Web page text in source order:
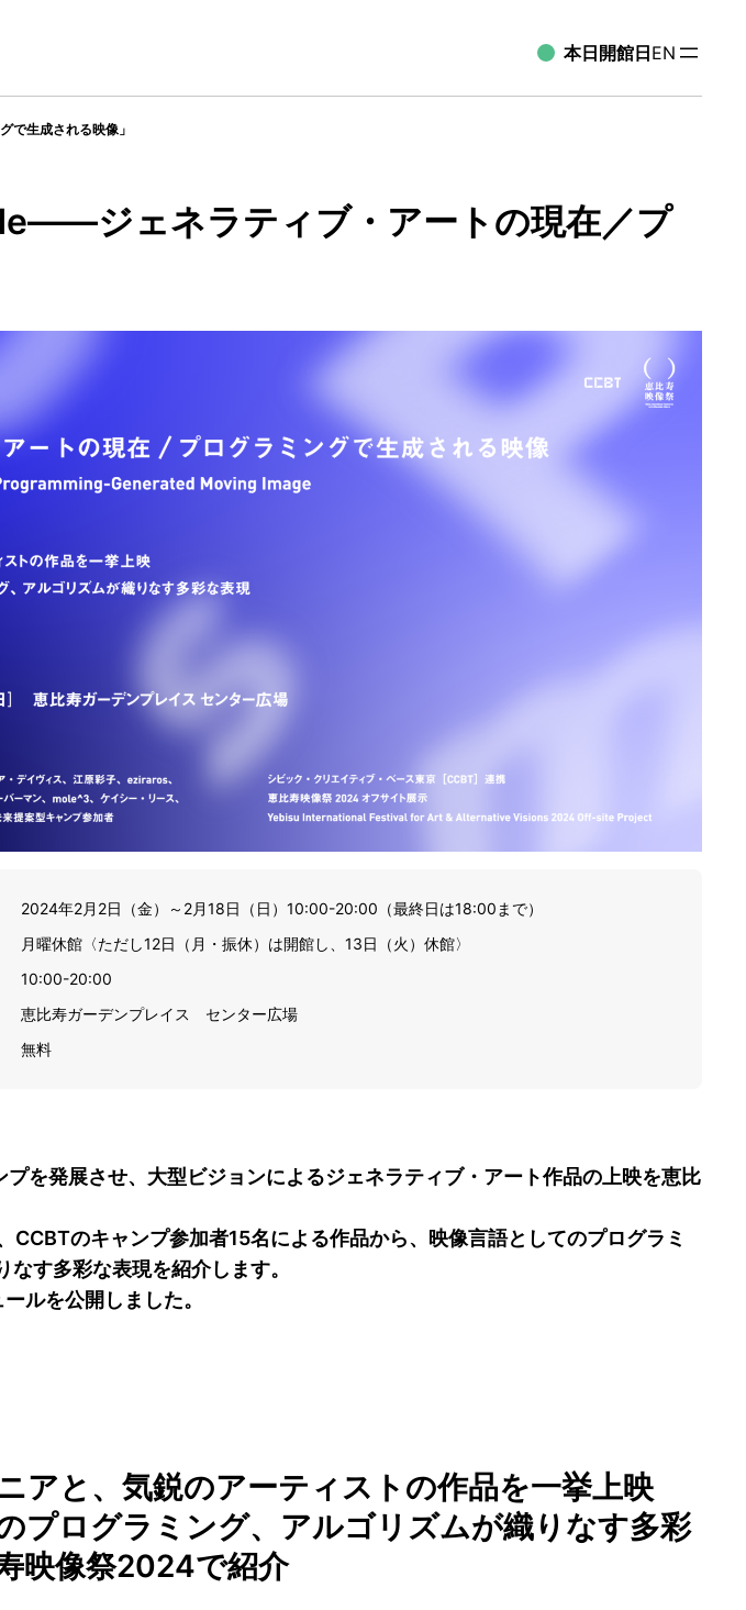
本日開館日EN
生成される映像」
ジェネラティブ・アートの現在／プ
2024年2月2日（金）～2月18日（日）10:00-20:00（最終日は18:00まで）
月曜休館〈ただし12日（月・振休）は開館し、13日（火）休館〉
10:00-20:00
恵比寿ガーデンプレイス センター広場
無料
を発展させ、大型ビジョンによるジェネラティブ・アート作品の上映を恵比
CCBTのキャンプ参加者15名による作品から、映像言語としてのプログラミ
す多彩な表現を紹介します。
ルを公開しました。
アと、気鋭のアーティストの作品を一挙上映
プログラミング、アルゴリズムが織りなす多彩
映像祭2024で紹介